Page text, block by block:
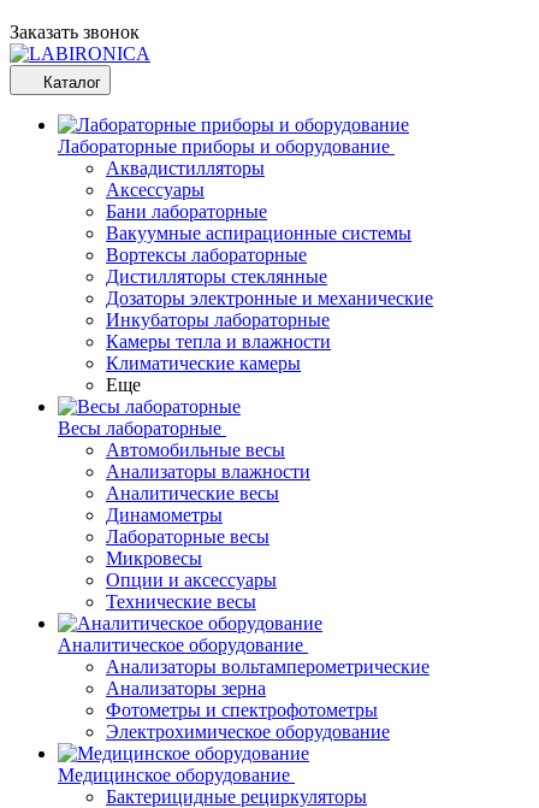
Заказать звонок
Каталог
Лабораторные приборы и оборудование
Аквадистилляторы
Аксессуары
Бани лабораторные
Вакуумные аспирационные системы
Вортексы лабораторные
Дистилляторы стеклянные
Дозаторы электронные и механические
Инкубаторы лабораторные
Камеры тепла и влажности
Климатические камеры
Еще
Весы лабораторные
Автомобильные весы
Анализаторы влажности
Аналитические весы
Динамометры
Лабораторные весы
Микровесы
Опции и аксессуары
Технические весы
Аналитическое оборудование
Анализаторы вольтамперометрические
Анализаторы зерна
Фотометры и спектрофотометры
Электрохимическое оборудование
Медицинское оборудование
Бактерицидные рециркуляторы